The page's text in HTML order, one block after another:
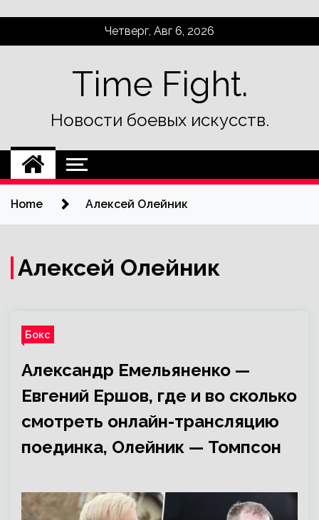
Четверг, Авг 6, 2026
Time Fight.
Новости боевых искусств.
Home Алексей Олейник
Алексей Олейник
Бокс
Александр Емельяненко —
Евгений Ершов, где и во сколько
смотреть онлайн-трансляцию
поединка, Олейник — Томпсон